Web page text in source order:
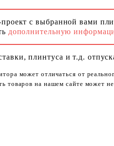
с выбранной вами
дополнительную
плинтуса и т.д.
может отличаться от
товаров на нашем сайте может